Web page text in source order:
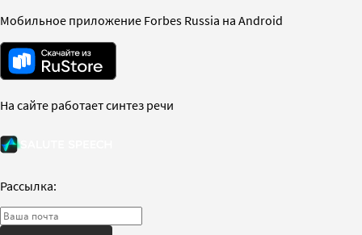
Мобильное приложение Forbes Russia на Android
На сайте работает синтез речи
Рассылка: